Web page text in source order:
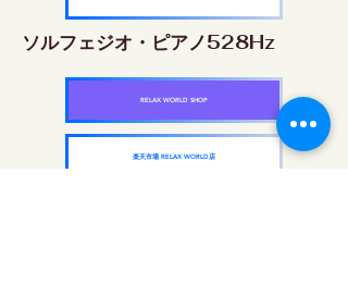
ソルフェジオ・ピアノ528Hz
RELAX WORLD SHOP
楽天市場 RELAX WORLD店